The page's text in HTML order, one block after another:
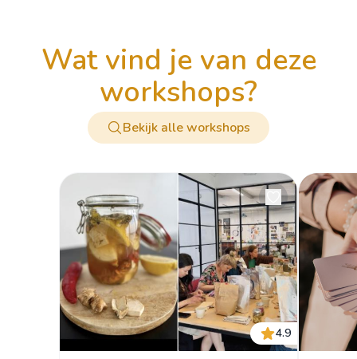
wat vind je van deze
workshops?
Bekijk alle workshops
4.9